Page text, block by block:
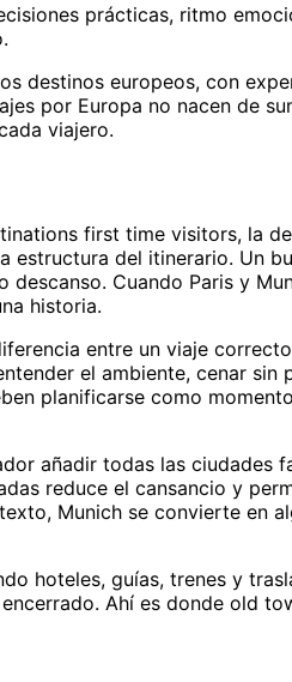
prácticas, ritmo
destinos europeos, con
por Europa no nacen de
viajero.
first time visitors, la
estructura del itinerario. Un
Cuando Paris y
historia.
entre un viaje
el ambiente, cenar sin
planificarse como
añadir todas las ciudades
reduce el cansancio y
Munich se convierte en
hoteles, guías, trenes y
Ahí es donde old